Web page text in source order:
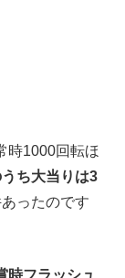
時1000回転ほ
ち大当りは3
ったのです
時フラッシュ